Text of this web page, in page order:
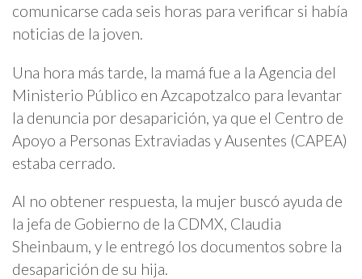
comunicarse cada seis horas para verificar si había
noticias de la joven.
Una hora más tarde, la mamá fue a la Agencia del
Ministerio Público en Azcapotzalco para levantar
la denuncia por desaparición, ya que el Centro de
Apoyo a Personas Extraviadas y Ausentes (CAPEA)
estaba cerrado.
Al no obtener respuesta, la mujer buscó ayuda de
la jefa de Gobierno de la CDMX, Claudia
Sheinbaum, y le entregó los documentos sobre la
desaparición de su hija.